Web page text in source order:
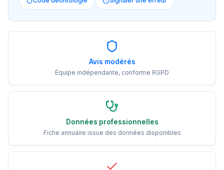
Avis modérés
Équipe indépendante, conforme RGPD
Données professionnelles
Fiche annuaire issue des données disponibles